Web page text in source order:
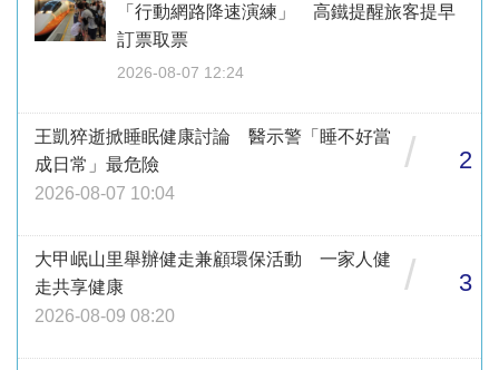
「行動網路降速演練」 高鐵提醒旅客提早
訂票取票
2026-08-07 12:24
王凱猝逝掀睡眠健康討論 醫示警「睡不好當
成日常」最危險
2026-08-07 10:04
/ 2
大甲岷山里舉辦健走兼顧環保活動 一家人健
走共享健康
2026-08-09 08:20
/ 3